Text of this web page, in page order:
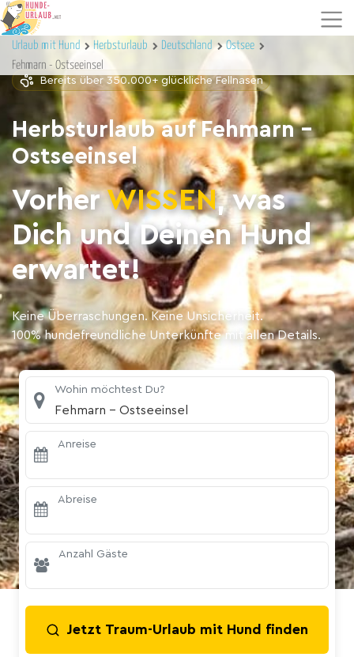
Urlaub mit Hund Herbsturlaub Deutschland
Ostsee
Fehmarn - Ostseeinsel
Bereits über 350.000+ glückliche Fellnasen
Herbsturlaub auf Fehmarn -
Ostseeinsel
VorherWISSEN, was
Dich und Deinen Hund
erwartet!
Keine Überraschungen. Keine Unsicherheit.
100% hundefreundliche Unterkünfte mit allen Details.
Wohin möchtest Du?
Fehmarn - Ostseeinsel
Anreise
Abreise
Anzahl Gäste
Jetzt Traum-Urlaub mit Hund finden